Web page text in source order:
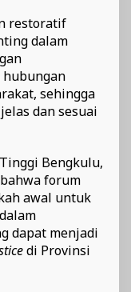
restoratif
dalam
sehingga
dan sesuai
Bengkulu,
forum
awal untuk
dapat menjadi
di Provinsi